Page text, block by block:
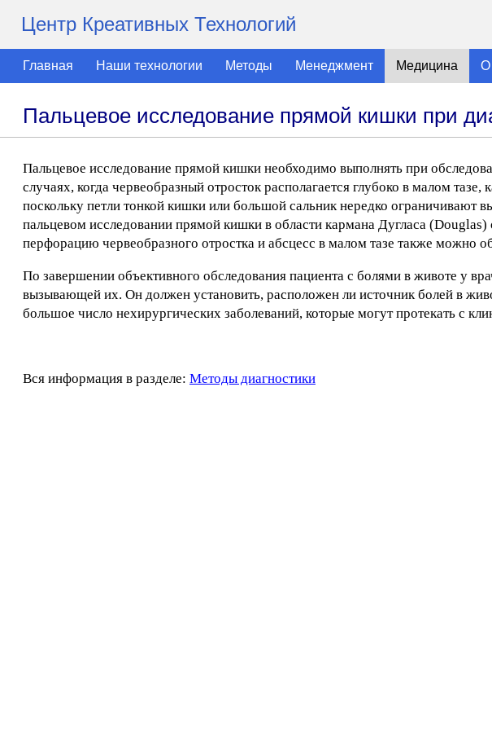
Центр Креативных Технологий
Главная Наши технологии Методы Менеджмент Медицина О
Пальцевое исследование прямой кишки при
Пальцевое исследование прямой кишки необходимо выполнять при
случаях, когда червеобразный отросток располагается глубоко в малом
поскольку петли тонкой кишки или большой сальник нередко ограничивают
пальцевом исследовании прямой кишки в области кармана Дугласа
перфорацию червеобразного отростка и абсцесс в малом тазе также можно
По завершении объективного обследования пациента с болями в животе у
вызывающей их. Он должен установить, расположен ли источник болей в
большое число нехирургических заболеваний, которые могут протекать с
Вся информация в разделе: Методы диагностики